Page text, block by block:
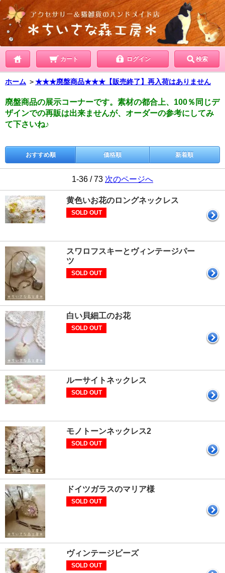
カート ログイン 検索
ホーム ＞★★★廃盤商品★★★【販売終了】再入荷はありません
廃盤商品の展示コーナーです。素材の都合上、100％同じデ
ザインでの再販は出来ませんが、オーダーの参考にしてみ
て下さいね♪
おすすめ順 価格順 新着順
1-36 / 73 次のページへ
黄色いお花のロングネックレス
SOLD OUT
スワロフスキーとヴィンテージパー
ツ
SOLD OUT
白い貝細工のお花
SOLD OUT
ルーサイトネックレス
SOLD OUT
モノトーンネックレス2
SOLD OUT
ドイツガラスのマリア様
SOLD OUT
ヴィンテージビーズ
SOLD OUT